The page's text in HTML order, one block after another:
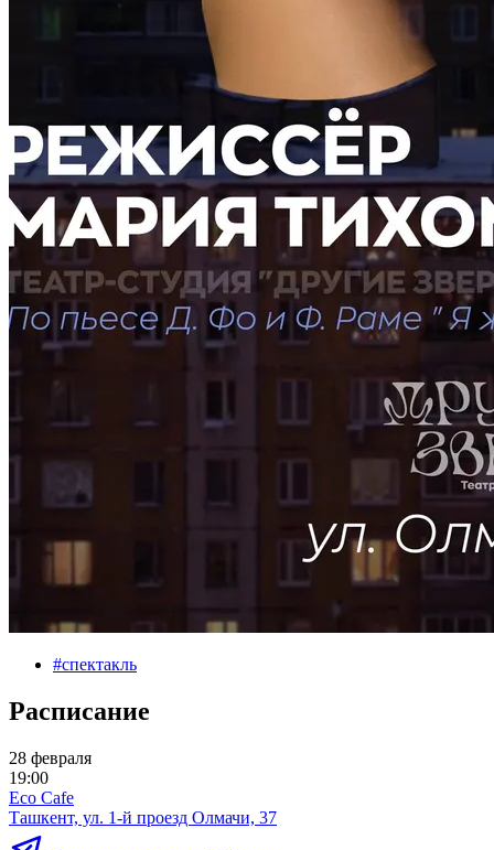
#спектакль
Расписание
28 февраля
19:00
Eco Cafe
Ташкент, ул. 1-й проезд Олмачи, 37